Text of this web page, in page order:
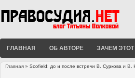
ГЛАВНАЯ ОБ АВТОРЕ ЗАЧЕМ
Главная » Scofield: до и после встречи В. Суркова и В.